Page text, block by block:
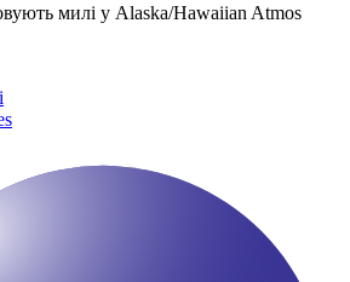
милі у Alaska/Hawaiian Atmos